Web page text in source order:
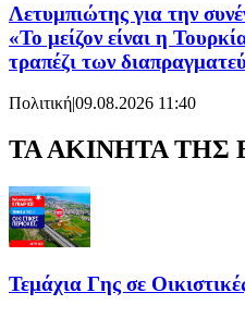
Λετυμπιώτης για την
«Το μείζον είναι η
τραπέζι των
Πολιτική|09.08.2026 11:40
ΤΑ ΑΚΙΝΗΤΑ ΤΗΣ
Τεμάχια Γης σε